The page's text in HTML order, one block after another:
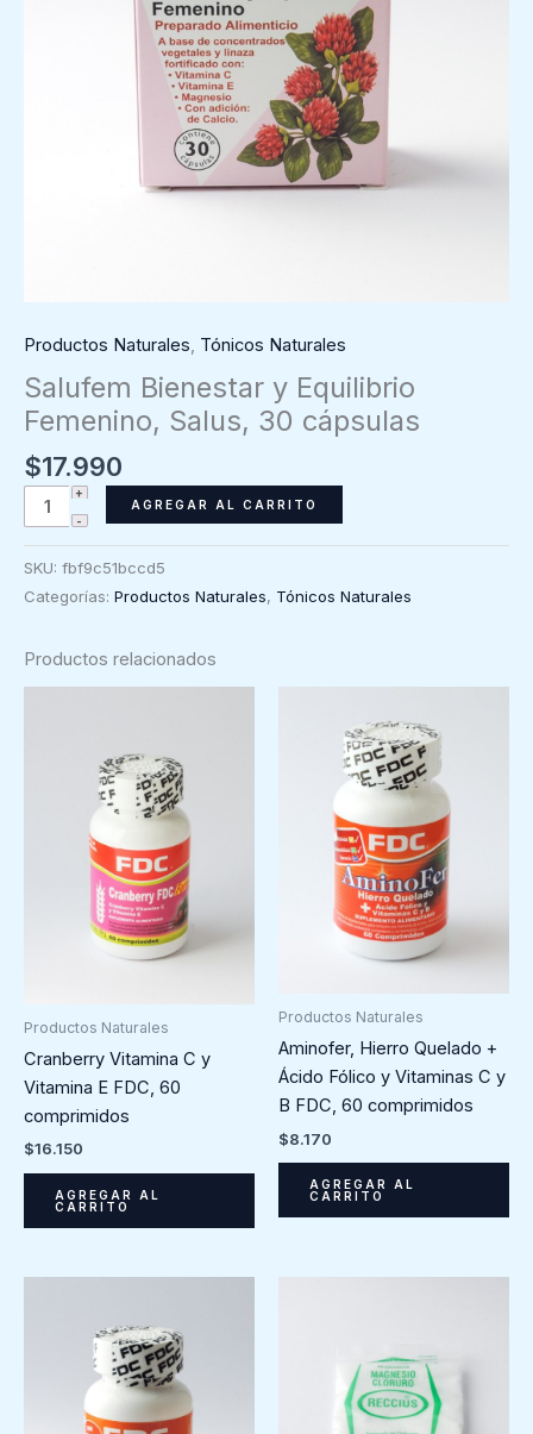
Productos Naturales, Tónicos Naturales
Salufem Bienestar y Equilibrio
Femenino, Salus, 30 cápsulas
$17.990
Salufem
Bienestar
Femenino,
30
AGREGAR AL CARRITO
SKU: fbf9c51bccd5
Categorías: Productos Naturales, Tónicos Naturales
Productos relacionados
Productos Naturales
Cranberry Vitamina C y
Vitamina E FDC, 60
comprimidos
$16.150
AGREGAR AL
CARRITO
Productos Naturales
Aminofer, Hierro Quelado +
Ácido Fólico y Vitaminas C y
B FDC, 60 comprimidos
$8.170
AGREGAR AL
CARRITO